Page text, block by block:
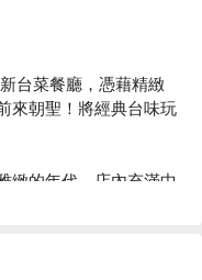
台菜餐廳，憑藉精緻
來朝聖！將經典台味玩
緻的年代。店內充滿中
名單！